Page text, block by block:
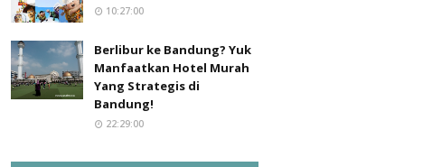
10:27:00
Berlibur ke Bandung? Yuk
Manfaatkan Hotel Murah
Yang Strategis di
Bandung!
22:29:00